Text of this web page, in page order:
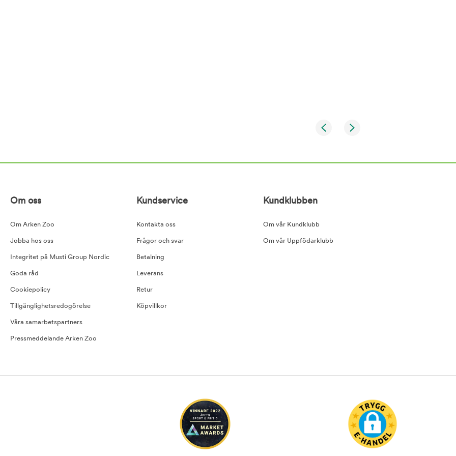
Om oss
Om Arken Zoo
Jobba hos oss
Integritet på Musti Group Nordic
Goda råd
Cookiepolicy
Tillgänglighetsredogörelse
Våra samarbetspartners
Pressmeddelande Arken Zoo
Kundservice
Kontakta oss
Frågor och svar
Betalning
Leverans
Retur
Köpvillkor
Kundklubben
Om vår Kundklubb
Om vår Uppfödarklubb